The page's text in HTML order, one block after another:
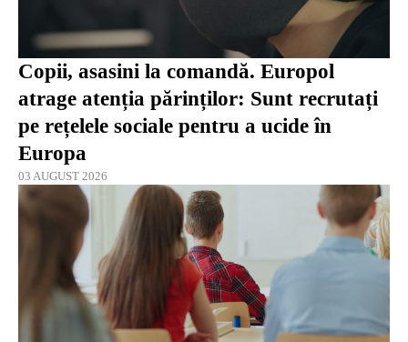
Copii, asasini la comandă. Europol
atrage atenția părinților: Sunt recrutați
pe rețelele sociale pentru a ucide în
Europa
03 AUGUST 2026